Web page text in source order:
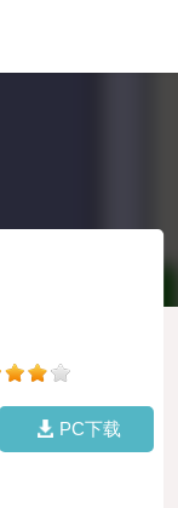
PC下载